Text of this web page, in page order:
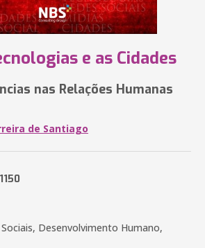
e as Cidades
nas Relações Humanas
de Santiago
Desenvolvimento Humano,